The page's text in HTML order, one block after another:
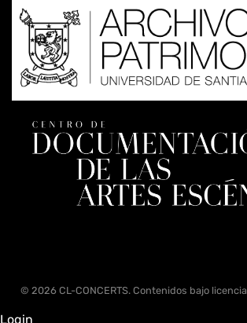
© 2026 CL-CONCERTS. Contenidos bajo licencia
Login